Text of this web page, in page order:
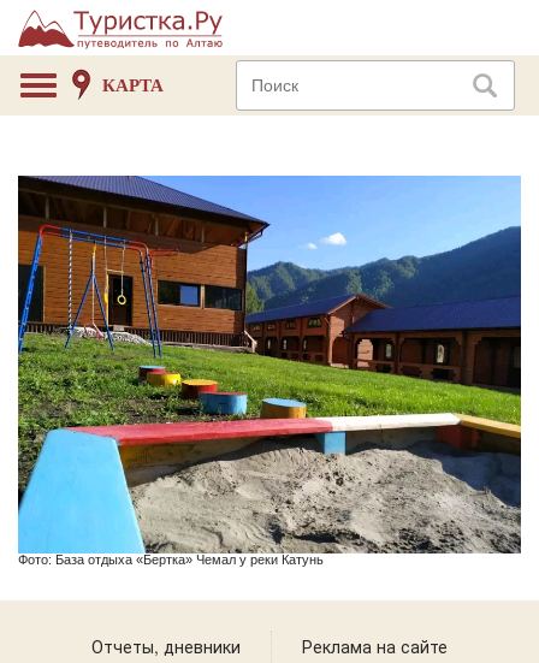
КАРТА
Фото: База отдыха «Бертка» Чемал у реки Катунь
Отчеты, дневники
Реклама на сайте